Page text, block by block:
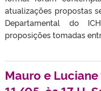
atualizações propostas
Departamental do
proposições tomadas
Mauro e